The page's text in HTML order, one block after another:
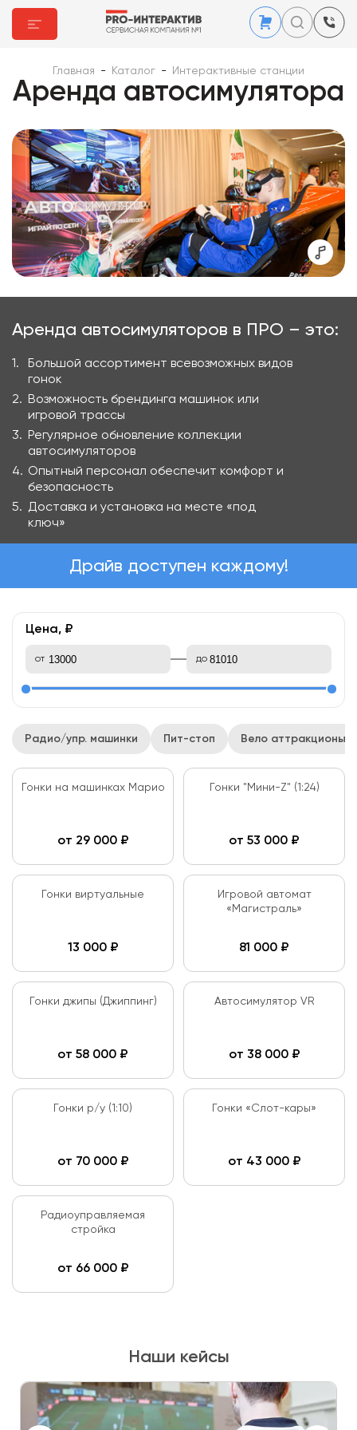
Главная - Каталог - Интерактивные станции
Аренда автосимулятора
Аренда автосимуляторов в ПРО – это:
Большой ассортимент всевозможных видов
гонок
Возможность брендинга машинок или
игровой трассы
Регулярное обновление коллекции
автосимуляторов
Опытный персонал обеспечит комфорт и
безопасность
Доставка и установка на месте «под
ключ»
Драйв доступен каждому!
Цена, ₽
от до
Радио/упр. машинки Пит-стоп Вело аттракционы
Гонки на машинках Марио
от 29 000₽
Гонки "Мини-Z" (1:24)
от 53 000 ₽
Гонки виртуальные
13 000₽
Игровой автомат
«Магистраль»
81 000 ₽
Гонки джипы (Джиппинг)
от 58 000 ₽
Автосимулятор VR
от 38 000₽
Гонки р/у (1:10)
от 70 000₽
Гонки «Слот-кары»
от 43 000₽
Радиоуправляемая
стройка
от 66 000₽
Наши кейсы